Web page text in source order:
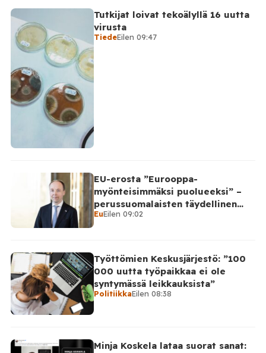
Tutkijat loivat tekoälyllä 16 uutta
virusta
TiedeEilen 09:47
EU-erosta ”Eurooppa-
myönteisimmäksi puolueeksi” –
perussuomalaisten täydellinen
takinkääntö
EuEilen 09:02
Työttömien Keskusjärjestö: ”100
000 uutta työpaikkaa ei ole
syntymässä leikkauksista”
PolitiikkaEilen 08:38
Minja Koskela lataa suorat sanat: